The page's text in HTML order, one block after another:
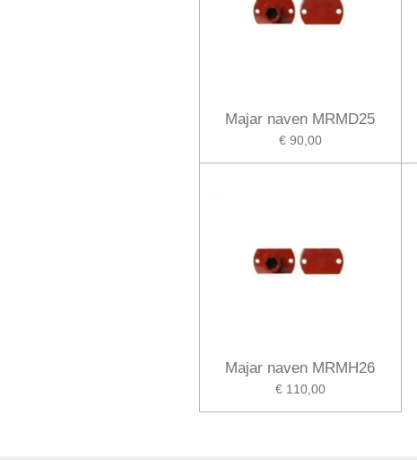
Majar naven MRMD25
€ 90,00
Majar naven MRMH26
€ 110,00